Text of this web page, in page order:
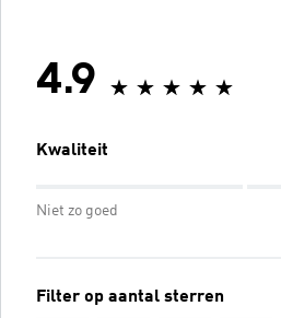
4.9
Kwaliteit
Niet zo goed
Filter op aantal sterren